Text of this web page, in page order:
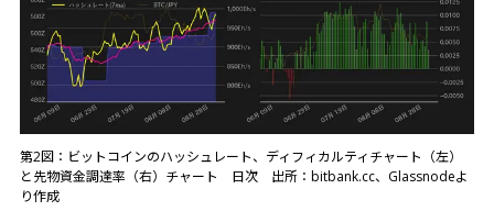
第2図：ビットコインのハッシュレート、ディフィカルティチャート（左）
と先物資金調達率（右）チャート 日次 出所：bitbank.cc、Glassnodeよ
り作成